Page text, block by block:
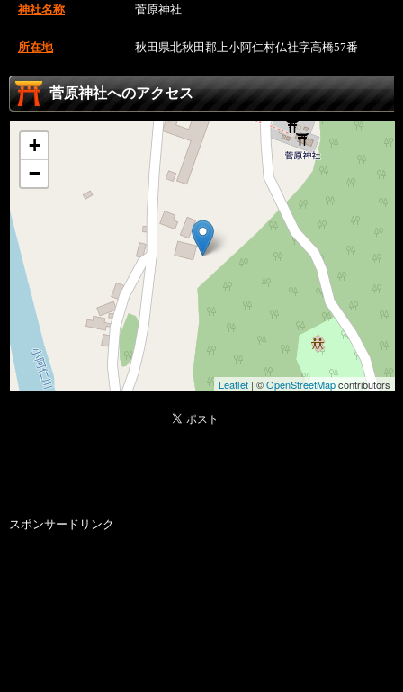
神社名称 菅原神社
所在地 秋田県北秋田郡上小阿仁村仏社字高橋57番
菅原神社へのアクセス
+
−
Leaflet | ©OpenStreetMapcontributors
スポンサードリンク